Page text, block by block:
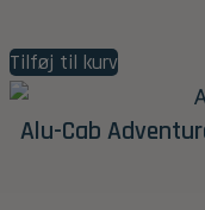
Tilføj til kurv
Alu-Cab